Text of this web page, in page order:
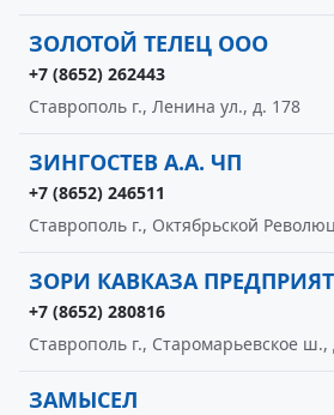
ЗОЛОТОЙ ТЕЛЕЦ ООО
+7 (8652) 262443
Ставрополь г., Ленина ул., д. 178
ЗИНГОСТЕВ А.А. ЧП
+7 (8652) 246511
Ставрополь г., Октябрьской
ЗОРИ КАВКАЗА
+7 (8652) 280816
Ставрополь г., Старомарьевское ш.,
ЗАМЫСЕЛ